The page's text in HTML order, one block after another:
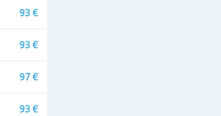
93 €
93 €
97 €
93 €